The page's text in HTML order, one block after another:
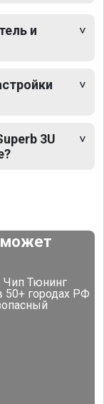
и
3U
может
Чип Тюнинг
50+ городах РФ